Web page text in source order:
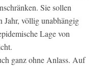
Sie sollen
Jahr, völlig unabhängig
Lage von
ganz ohne Anlass. Auf